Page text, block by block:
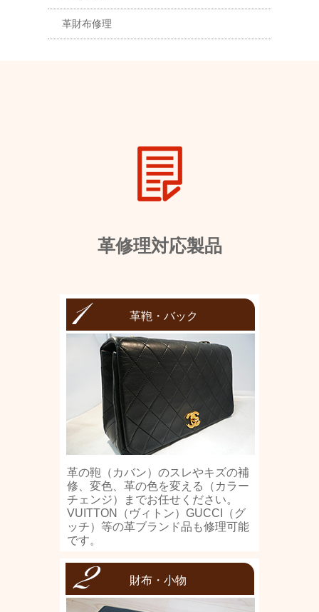
革財布修理
革修理対応製品
革鞄・バック
革の鞄（カバン）のスレやキズの補
修、変色、革の色を変える（カラー
チェンジ）までお任せください。
VUITTON（ヴィトン）GUCCI（グ
ッチ）等の革ブランド品も修理可能
です。
財布・小物